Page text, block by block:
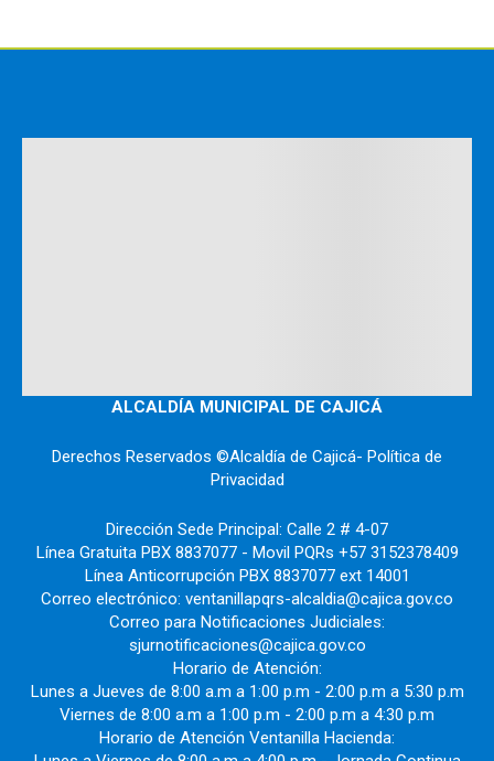
ALCALDÍA MUNICIPAL DE CAJICÁ
Derechos Reservados ©Alcaldía de Cajicá- Política de
Privacidad
Dirección Sede Principal: Calle 2 # 4-07
Línea Gratuita PBX 8837077 - Movil PQRs +57 3152378409
Línea Anticorrupción PBX 8837077 ext 14001
Correo electrónico: ventanillapqrs-alcaldia@cajica.gov.co
Correo para Notificaciones Judiciales:
sjurnotificaciones@cajica.gov.co
Horario de Atención:
Lunes a Jueves de 8:00 a.m a 1:00 p.m - 2:00 p.m a 5:30 p.m
Viernes de 8:00 a.m a 1:00 p.m - 2:00 p.m a 4:30 p.m
Horario de Atención Ventanilla Hacienda: